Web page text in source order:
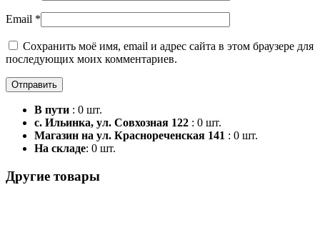
Email *
Сохранить моё имя, email и адрес сайта в этом браузере для
последующих моих комментариев.
В пути : 0 шт.
с. Ильинка, ул. Совхозная 122 : 0 шт.
Магазин на ул. Краснореченская 141 : 0 шт.
На складе: 0 шт.
Другие товары